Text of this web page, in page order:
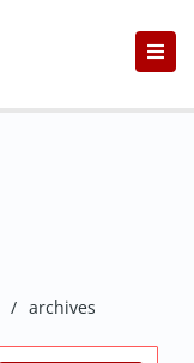
/ archives